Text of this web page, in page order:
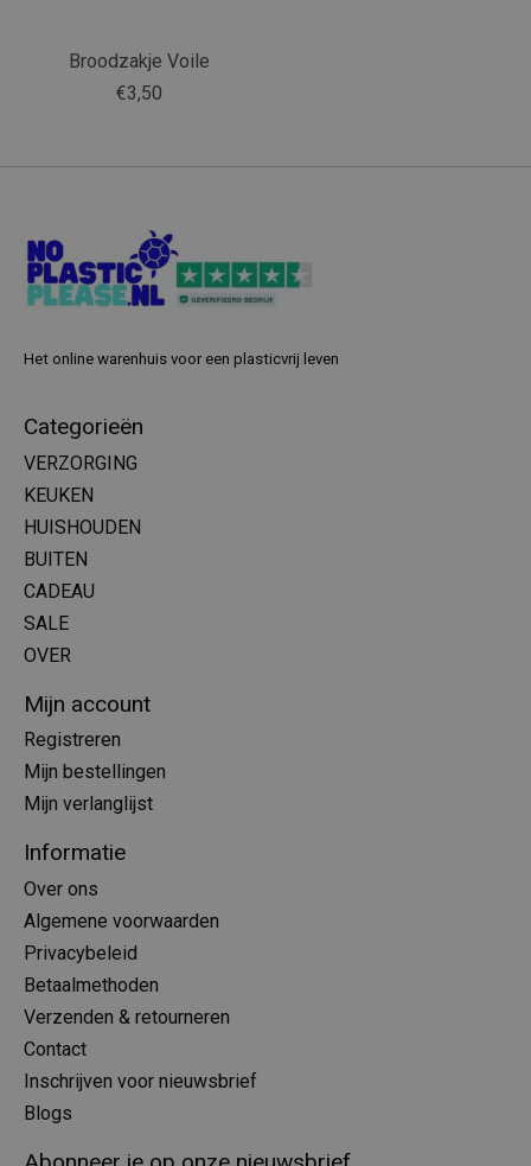
Broodzakje Voile
€3,50
Het online warenhuis voor een plasticvrij leven
Categorieën
VERZORGING
KEUKEN
HUISHOUDEN
BUITEN
CADEAU
SALE
OVER
Mijn account
Registreren
Mijn bestellingen
Mijn verlanglijst
Informatie
Over ons
Algemene voorwaarden
Privacybeleid
Betaalmethoden
Verzenden & retourneren
Contact
Inschrijven voor nieuwsbrief
Blogs